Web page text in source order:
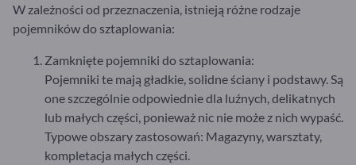
W zależności od przeznaczenia, istnieją różne rodzaje
pojemników do sztaplowania:
Zamknięte pojemniki do sztaplowania:
Pojemniki te mają gładkie, solidne ściany i podstawy. Są
one szczególnie odpowiednie dla luźnych, delikatnych
lub małych części, ponieważ nic nie może z nich wypaść.
Typowe obszary zastosowań: Magazyny, warsztaty,
kompletacja małych części.